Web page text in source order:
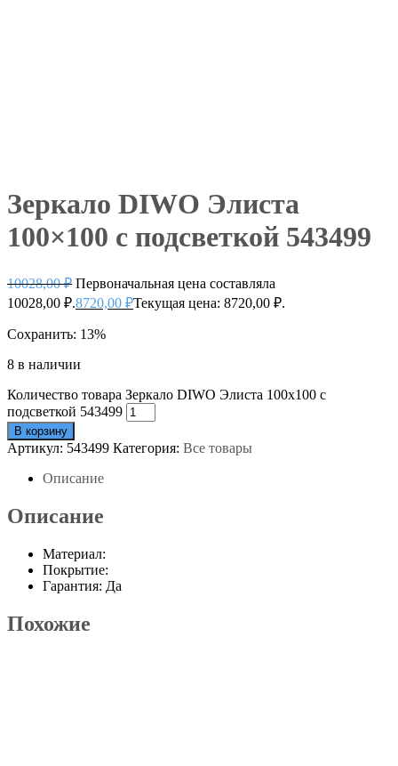
Зеркало DIWO Элиста
100×100 с подсветкой 543499
10028,00₽ Первоначальная цена составляла
10028,00 ₽.8720,00 ₽Текущая цена: 8720,00 ₽.
Сохранить: 13%
8 в наличии
Количество товара Зеркало DIWO Элиста 100x100 с
подсветкой 543499
В корзину
Артикул: 543499 Категория: Все товары
Описание
Описание
Материал:
Покрытие:
Гарантия: Да
Похожие